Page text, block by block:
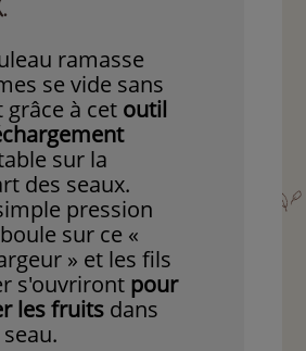
ramasse
se vide sans
à cet outil
sur la
des seaux.
pression
sur ce «
» et les fils
s'ouvriront pour
les fruits dans